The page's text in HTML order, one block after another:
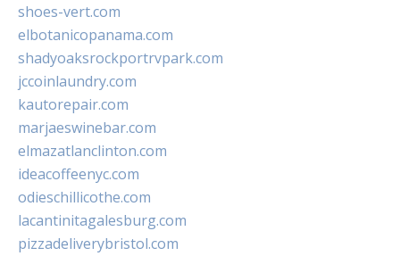
shoes-vert.com
elbotanicopanama.com
shadyoaksrockportrvpark.com
jccoinlaundry.com
kautorepair.com
marjaeswinebar.com
elmazatlanclinton.com
ideacoffeenyc.com
odieschillicothe.com
lacantinitagalesburg.com
pizzadeliverybristol.com